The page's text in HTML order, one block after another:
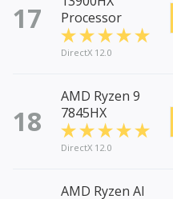
17
Processor
DirectX 12.0
18
AMD Ryzen 9
7845HX
DirectX 12.0
AMD Ryzen AI